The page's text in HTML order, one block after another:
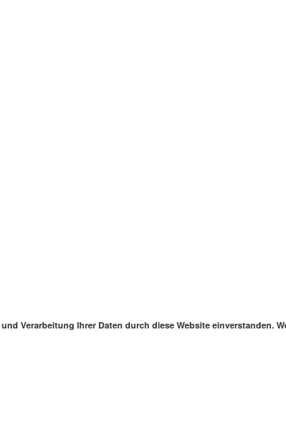
Verarbeitung Ihrer Daten durch diese Website einverstanden.